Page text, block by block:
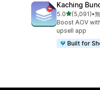
Kaching
5.05つ星中
(5,091)
合計レビュー数
•
Boost AOV
upsell app
Built for